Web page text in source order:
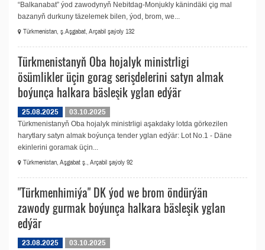
“Balkanabat” ýod zawodynyň Nebitdag-Monjukly känindäki çig mal
bazanyň durkuny täzelemek bilen, ýod, brom, we...
Türkmenistan, ş.Aşgabat, Arçabil şaýoly 132
Türkmenistanyň Oba hojalyk ministrligi
ösümlikler üçin gorag serişdelerini satyn almak
boýunça halkara bäsleşik yglan edýär
25.08.2025
03.10.2025
Türkmenistanyň Oba hojalyk ministrligi aşakdaky lotda görkezilen
harytlary satyn almak boýunça tender yglan edýär: Lot No.1 - Däne
ekinlerini goramak üçin...
Türkmenistan, Aşgabat ş., Arçabil şaýoly 92
"Türkmenhimiýa" DK ýod we brom öndürýän
zawody gurmak boýunça halkara bäsleşik yglan
edýär
23.08.2025
03.10.2025